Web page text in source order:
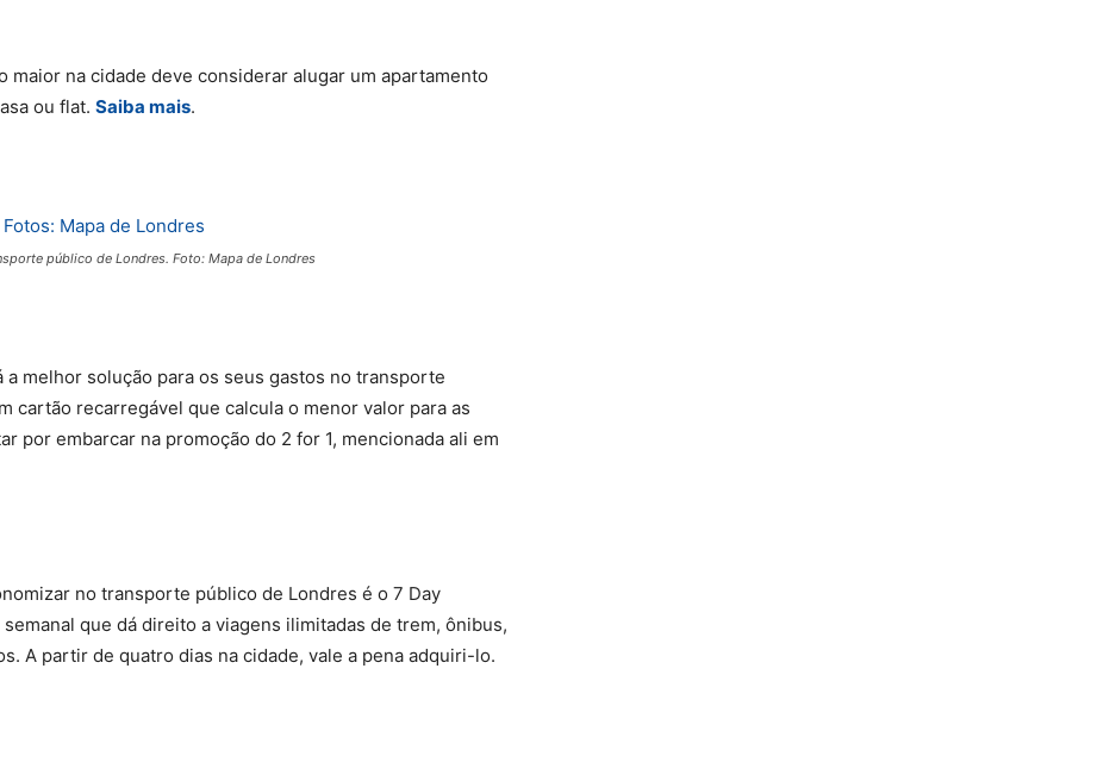
maior na cidade deve considerar alugar um apartamento
ou flat. Saiba mais.
público de Londres. Foto: Mapa de Londres
a melhor solução para os seus gastos no transporte
cartão recarregável que calcula o menor valor para as
por embarcar na promoção do 2 for 1, mencionada ali em
no transporte público de Londres é o 7 Day
que dá direito a viagens ilimitadas de trem, ônibus,
A partir de quatro dias na cidade, vale a pena adquiri-lo.